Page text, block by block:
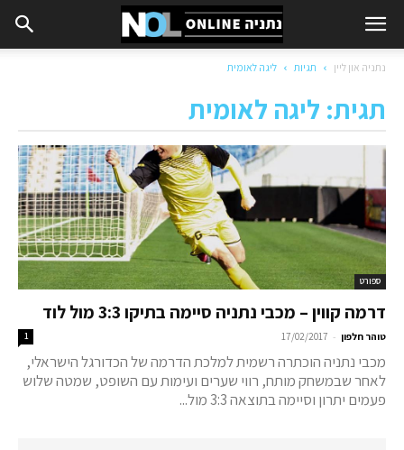
נתניה און ליין תגיות ליגה לאומית
תגית: ליגה לאומית
ספורט
דרמה קווין – מכבי נתניה סיימה בתיקו 3:3 מול לוד
טוהר חלפון -
17/02/2017
1
מכבי נתניה הוכתרה רשמית למלכת הדרמה של הכדורגל הישראלי,
לאחר שבמשחק מותח, רווי שערים ועימות עם השופט, שמטה שלוש
פעמים יתרון וסיימה בתוצאה 3:3 מול...